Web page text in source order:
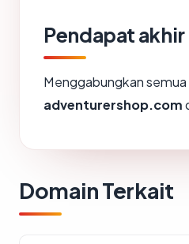
Pendapat akhir
Menggabungkan semua
adventurershop.com
Domain Terkait